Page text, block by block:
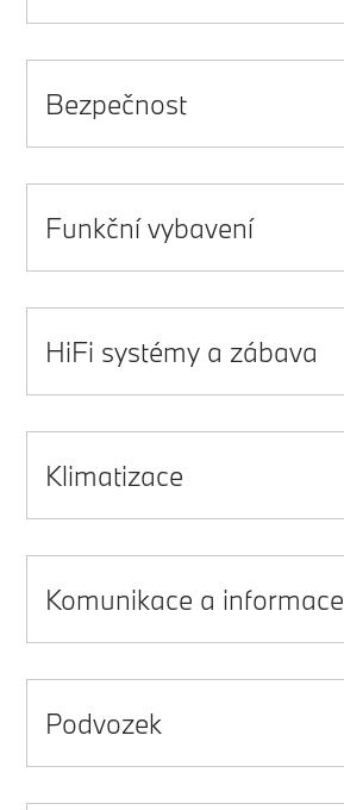
Bezpečnost
Funkční vybavení
HiFi systémy a zábava
Klimatizace
Komunikace a informace
Podvozek